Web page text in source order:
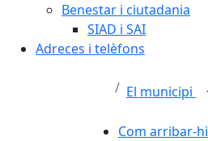
Benestar i ciutadania
SIAD i SAI
Adreces i telèfons
El municipi
Com arribar-hi